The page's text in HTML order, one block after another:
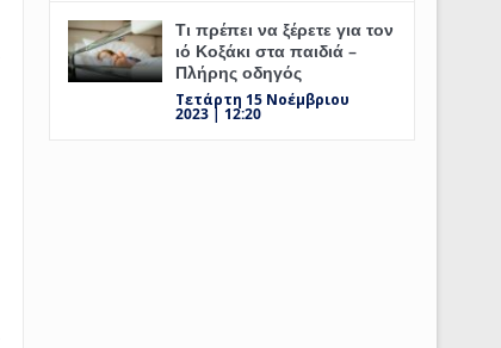
Τι πρέπει να ξέρετε για τον
ιό Κοξάκι στα παιδιά –
Πλήρης οδηγός
Τετάρτη 15 Νοέμβριου
2023 | 12:20